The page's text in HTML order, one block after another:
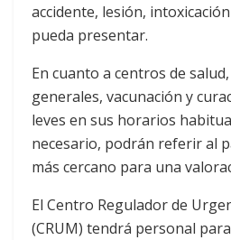
accidente, lesión,
pueda presentar.
En cuanto a centros de
generales, vacunación y
leves en sus horarios
necesario, podrán referir al
más cercano para una
El Centro Regulador de
(CRUM) tendrá personal